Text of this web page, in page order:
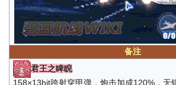
备注
君王之睥睨
158×13hit跨射穿甲弹，炮击加成120%，无